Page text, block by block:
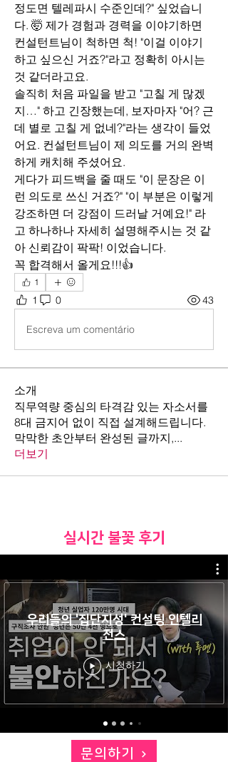
정도면 텔레파시 수준인데?" 싶었습니
다. 🤯 제가 경험과 경력을 이야기하면
컨설턴트님이 척하면 척! "이걸 이야기
하고 싶으신 거죠?"라고 정확히 아시는
것 같더라고요.
솔직히 처음 파일을 받고 "고칠 게 많겠
지…" 하고 긴장했는데, 보자마자 "어? 근
데 별로 고칠 게 없네?"라는 생각이 들었
어요. 컨설턴트님이 제 의도를 거의 완벽
하게 캐치해 주셨어요.
게다가 피드백을 줄 때도 "이 문장은 이
런 의도로 쓰신 거죠?" "이 부분은 이렇게
강조하면 더 강점이 드러날 거예요!" 라
고 하나하나 자세히 설명해주시는 것 같
아 신뢰감이 팍팍! 이었습니다.
꼭 합격해서 올게요!!!👍
1
1 0 43
Escreva um comentário
소개
직무역량 중심의 타격감 있는 자소서를
8대 금지어 없이 직접 설계해드립니다.
막막한 초안부터 완성된 글까지,...
더보기
​실시간 불꽃 후기
우리들의 '집단지성' 컨설팅 인텔리
전스
시청하기
문의하기